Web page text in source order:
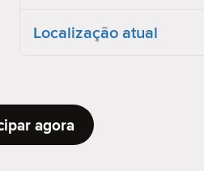
Localização atual
agora